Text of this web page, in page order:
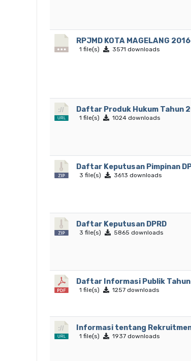
RPJMD KOTA MAGELANG
1 file(s) 3571 downloads
Daftar Produk Hukum Tahun
1 file(s) 1024 downloads
Daftar Keputusan Pimpinan
3 file(s) 3613 downloads
Daftar Keputusan DPRD
3 file(s) 5865 downloads
Daftar Informasi Publik
1 file(s) 1257 downloads
Informasi tentang
1 file(s) 1937 downloads